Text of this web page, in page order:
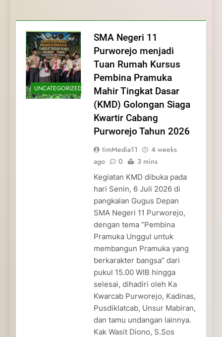
dan Pengabdian Generasi
Pramuka
Pramuka
Kepedulian
UNCATEGORIZED
SMA Negeri 11
Purworejo menjadi
Tuan Rumah Kursus
Pembina Pramuka
Mahir Tingkat Dasar
(KMD) Golongan Siaga
Kwartir Cabang
Purworejo Tahun 2026
timMedia11
4 weeks
ago
0 3 mins
Kegiatan KMD dibuka pada
hari Senin, 6 Juli 2026 di
pangkalan Gugus Depan
SMA Negeri 11 Purworejo,
dengan tema “Pembina
Pramuka Unggul untuk
membangun Pramuka yang
berkarakter bangsa” dari
pukul 15.00 WIB hingga
selesai, dihadiri oleh Ka
Kwarcab Purworejo, Kadinas,
Pusdiklatcab, Unsur Mabiran,
dan tamu undangan lainnya.
Kak Wasit Diono, S.Sos